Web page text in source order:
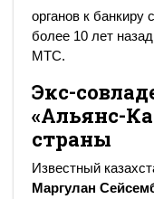
органов к
более 10 лет
МТС.
Экс-
«Альянс-
страны
Известный
Маргулан